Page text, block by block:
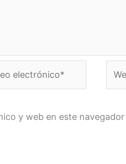
y web en este